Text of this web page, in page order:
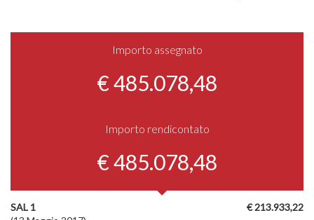
Importo assegnato
€ 485.078,48
Importo rendicontato
€ 485.078,48
€ 213.933,22
SAL 1